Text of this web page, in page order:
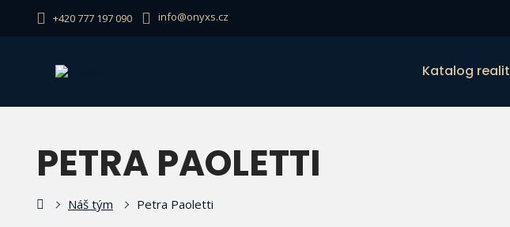
+420 777 197 090 info@onyxs.cz
Katalog realit
PETRA PAOLETTI
Náš tým Petra Paoletti